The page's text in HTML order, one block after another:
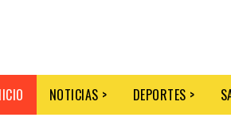
NOTICIAS > DEPORTES >